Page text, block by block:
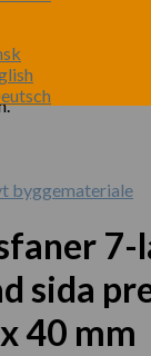
byggemateriale
7-
sida
40 mm